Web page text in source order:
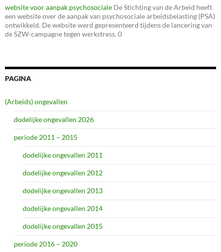
website voor aanpak psychosociale De Stichting van de Arbeid heeft
een website over de aanpak van psychosociale arbeidsbelasting (PSA)
ontwikkeld. De website werd gepresenteerd tijdens de lancering van
de SZW-campagne tegen werkstress. 0
PAGINA
(Arbeids) ongevallen
dodelijke ongevallen 2026
periode 2011 – 2015
dodelijke ongevallen 2011
dodelijke ongevallen 2012
dodelijke ongevallen 2013
dodelijke ongevallen 2014
dodelijke ongevallen 2015
periode 2016 – 2020